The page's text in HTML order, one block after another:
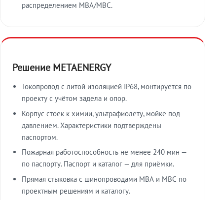
распределением МВА/МВС.
Решение METAENERGY
Токопровод с литой изоляцией IP68, монтируется по
проекту с учётом задела и опор.
Корпус стоек к химии, ультрафиолету, мойке под
давлением. Характеристики подтверждены
паспортом.
Пожарная работоспособность не менее 240 мин —
по паспорту. Паспорт и каталог — для приёмки.
Прямая стыковка с шинопроводами МВА и МВС по
проектным решениям и каталогу.